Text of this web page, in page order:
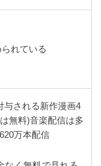
れている
与される新作漫画4
無料)音楽配信は多
万本配信